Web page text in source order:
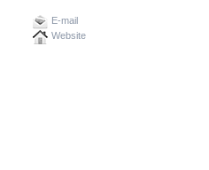
E-mail
Website